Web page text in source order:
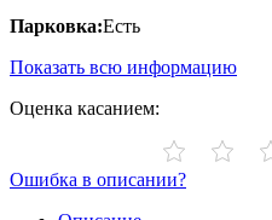
Парковка:Есть
Показать всю информацию
Оценка касанием:
Ошибка в описании?